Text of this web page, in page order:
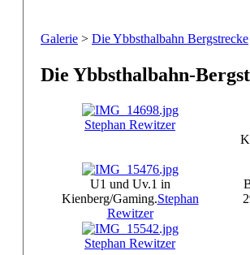
Galerie > Die Ybbsthalbahn Bergstrecke
Die Ybbsthalbahn-
Stephan Rewitzer
U1 und Uv.1 in
Kienberg/Gaming.Stephan
Rewitzer
Stephan Rewitzer